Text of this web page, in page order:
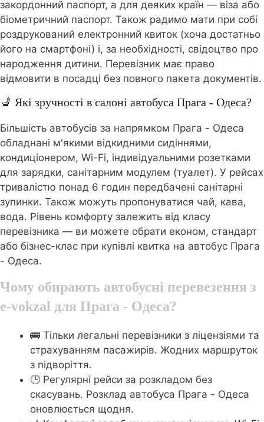
закордонний паспорт, а для деяких країн — віза або
біометричний паспорт. Також радимо мати при собі
роздрукований електронний квиток (хоча достатньо
його на смартфоні) і, за необхідності, свідоцтво про
народження дитини. Перевізник має право
відмовити в посадці без повного пакета документів.
💺 Які зручності в салоні автобуса Прага - Одеса?
Більшість автобусів за напрямком Прага - Одеса
обладнані м'якими відкидними сидіннями,
кондиціонером, Wi-Fi, індивідуальними розетками
для зарядки, санітарним модулем (туалет). У рейсах
тривалістю понад 6 годин передбачені санітарні
зупинки. Також можуть пропонуватися чай, кава,
вода. Рівень комфорту залежить від класу
перевізника — ви можете обрати економ, стандарт
або бізнес-клас при купівлі квитка на автобус Прага
- Одеса.
Чому обирають автобусні перевезення з
e-vokzal для Прага - Одеса?
🚌 Тільки легальні перевізники з ліцензіями та
страхуванням пасажирів. Жодних маршруток
з підворіття.
🕒 Регулярні рейси за розкладом без
скасувань. Розклад автобуса Прага - Одеса
оновлюється щодня.